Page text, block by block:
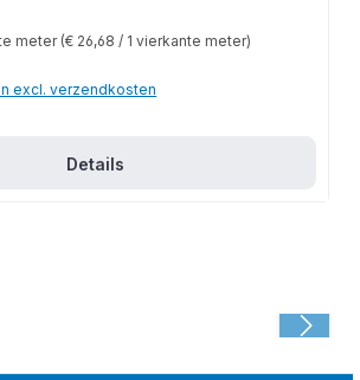
meter (€ 26,68 / 1 vierkante meter)
excl. verzendkosten
Details